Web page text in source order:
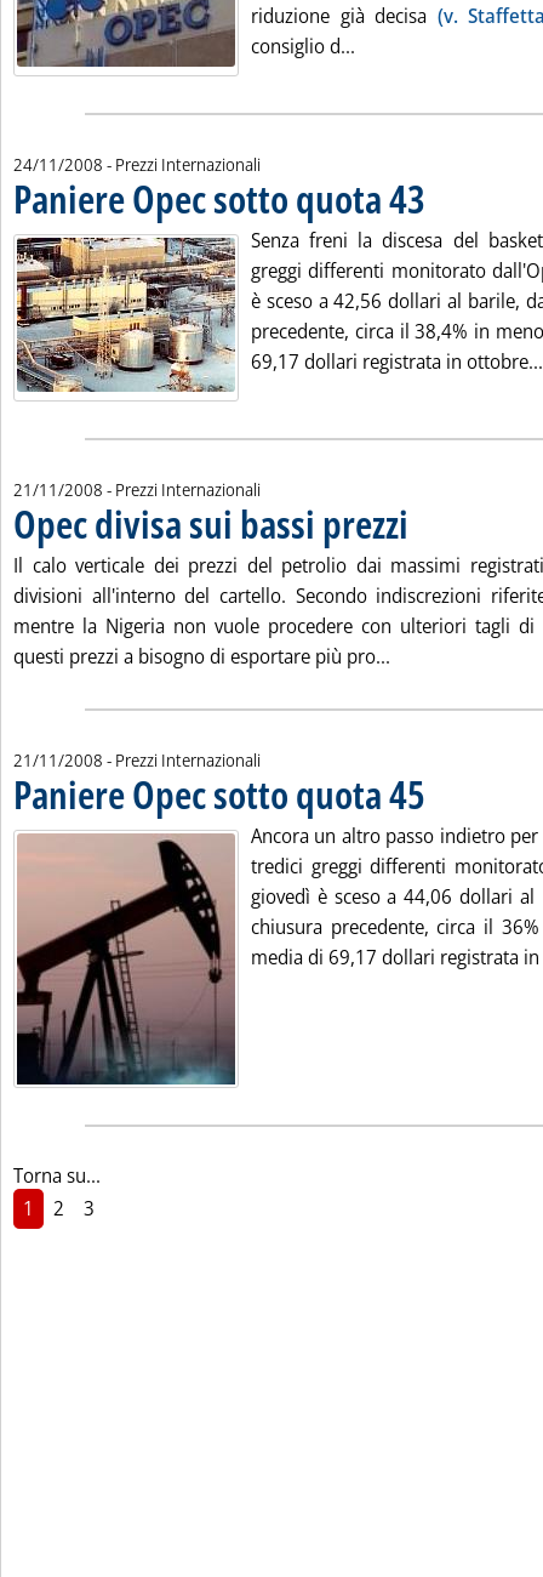
riduzione già decisa (v.
consiglio d...
24/11/2008 - Prezzi Internazionali
Paniere Opec sotto quota 43
. Pubblicata lunedì 24 novembre 2008 alle 9.28.Senza freni la discesa del
greggi differenti monitorato
è sceso a 42,56 dollari al barile,
precedente, circa il 38,4% in
69,17 dollari registrata in ottobre...
21/11/2008 - Prezzi Internazionali
Opec divisa sui bassi prezzi
Il calo verticale dei prezzi del petrolio dai massimi
divisioni all'interno del cartello. Secondo indiscrezioni
mentre la Nigeria non vuole procedere con ulteriori tagli di
questi prezzi a bisogno di esportare più pro...
21/11/2008 - Prezzi Internazionali
Paniere Opec sotto quota 45
Ancora un altro passo indietro
tredici greggi differenti
giovedì è sceso a 44,06 dollari
chiusura precedente, circa il
media di 69,17 dollari registrata
Torna su...
1
2 3